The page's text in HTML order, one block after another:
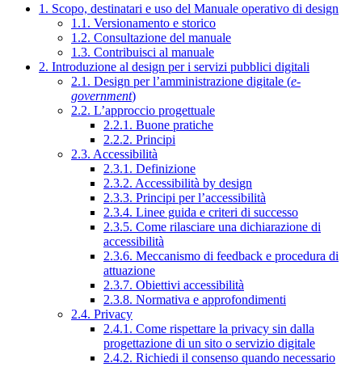
1. Scopo, destinatari e uso del Manuale operativo di design
1.1. Versionamento e storico
1.2. Consultazione del manuale
1.3. Contribuisci al manuale
2. Introduzione al design per i servizi pubblici digitali
2.1. Design per l’amministrazione digitale (e-
government)
2.2. L’approccio progettuale
2.2.1. Buone pratiche
2.2.2. Principi
2.3. Accessibilità
2.3.1. Definizione
2.3.2. Accessibilità by design
2.3.3. Principi per l’accessibilità
2.3.4. Linee guida e criteri di successo
2.3.5. Come rilasciare una dichiarazione di
accessibilità
2.3.6. Meccanismo di feedback e procedura di
attuazione
2.3.7. Obiettivi accessibilità
2.3.8. Normativa e approfondimenti
2.4. Privacy
2.4.1. Come rispettare la privacy sin dalla
progettazione di un sito o servizio digitale
2.4.2. Richiedi il consenso quando necessario